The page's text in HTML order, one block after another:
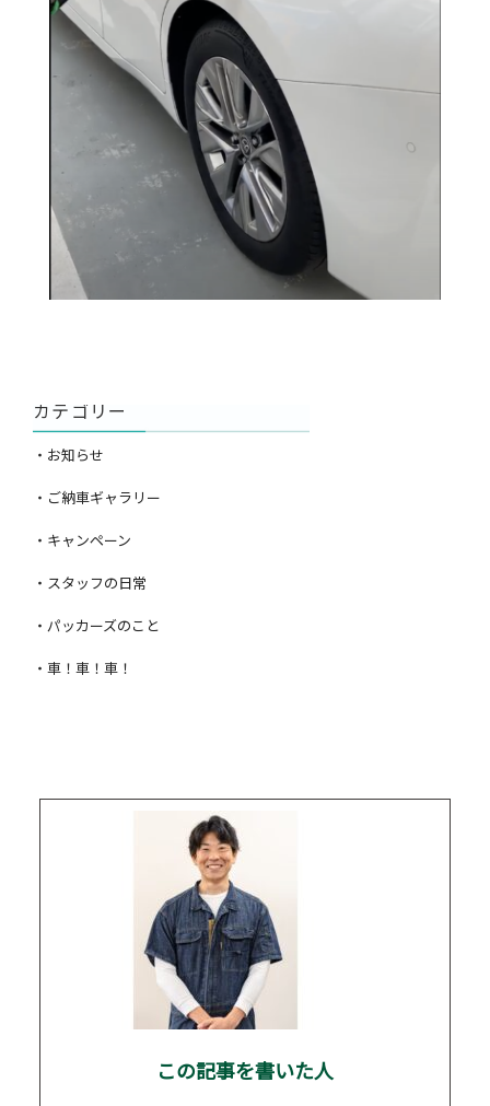
カテゴリー
・お知らせ
・ご納車ギャラリー
・キャンペーン
・スタッフの日常
・パッカーズのこと
・車！車！車！
この記事を書いた人